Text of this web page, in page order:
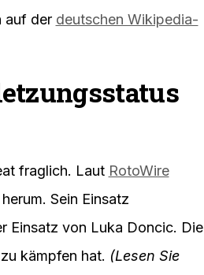
auf der deutschen Wikipedia-
fraglich. Laut RotoWire
Sein Einsatz
Einsatz von Luka Doncic. Die
kämpfen hat. (Lesen Sie